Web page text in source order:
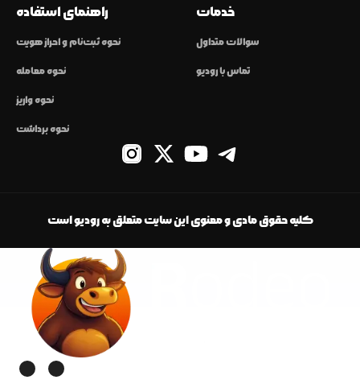
راهنمای استفاده
نحوه ثبت‌نام و احراز هویت
نحوه معامله
نحوه واریز
نحوه برداشت
خدمات
سوالات متداول
تماس با رودیو
کلیه حقوق مادی و معنوی این سایت متعلق به رودیو است